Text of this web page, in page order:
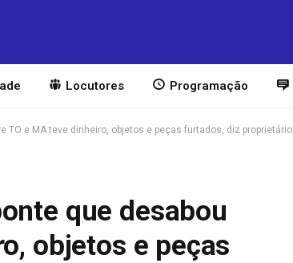
Locutores Programação
TO e MA teve dinheiro, objetos e peças furtados, diz proprietário
que desabou
objetos e peças